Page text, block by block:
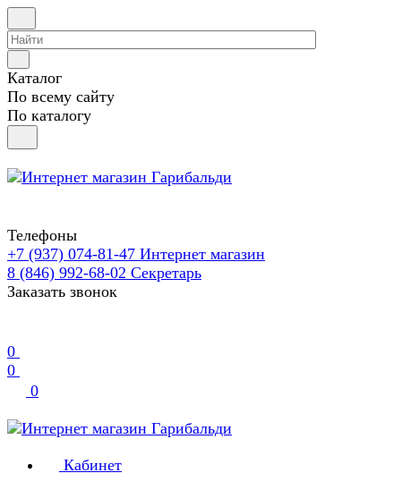
Каталог
По всему сайту
По каталогу
Телефоны
+7 (937) 074-81-47 Интернет магазин
8 (846) 992-68-02 Секретарь
Заказать звонок
0
0
0
Кабинет